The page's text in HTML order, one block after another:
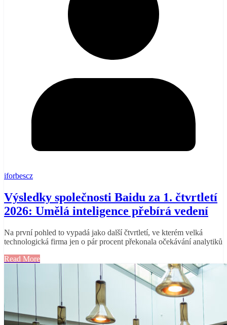
iforbescz
Výsledky společnosti Baidu za 1. čtvrtletí
2026: Umělá inteligence přebírá vedení
Na první pohled to vypadá jako další čtvrtletí, ve kterém velká
technologická firma jen o pár procent překonala očekávání analytiků
Read More